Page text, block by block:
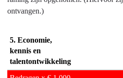
ontvangen.)
5. Economie,
kennis en
talentontwikkeling